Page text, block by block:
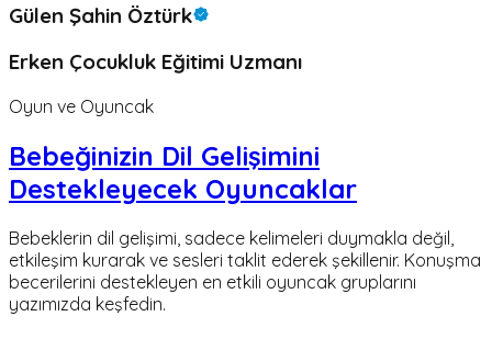
Gülen Şahin Öztürk
Erken Çocukluk Eğitimi Uzmanı
Oyun ve Oyuncak
Bebeğinizin Dil Gelişimini
Destekleyecek Oyuncaklar
Bebeklerin dil gelişimi, sadece kelimeleri duymakla değil,
etkileşim kurarak ve sesleri taklit ederek şekillenir. Konuşma
becerilerini destekleyen en etkili oyuncak gruplarını
yazımızda keşfedin.